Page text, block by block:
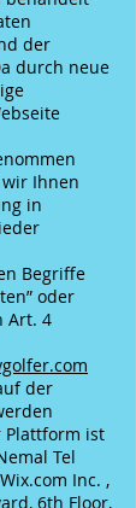
der
durch neue
Ihnen
in
Begriffe
oder
Art. 4
der
Plattform ist
Tel
Inc. ,
6th Floor,